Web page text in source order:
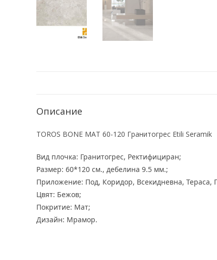
Описание
TOROS BONE MAT 60-120 Гранитогрес Etili Seramik
Вид плочка: Гранитогрес, Ректифициран;
Размер: 60*120 см., дебелина 9.5 мм.;
Приложение: Под, Коридор, Всекидневна, Тераса,
Цвят: Бежов;
Покритие: Мат;
Дизайн: Мрамор.